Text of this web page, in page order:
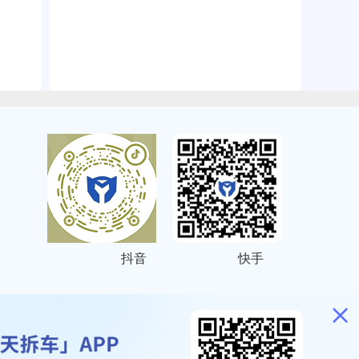
抖音 快手
号